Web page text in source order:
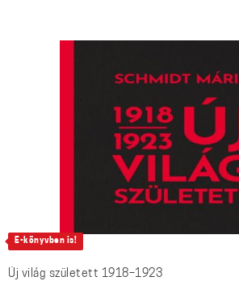
E-könyvben is!
Új világ született 1918–1923